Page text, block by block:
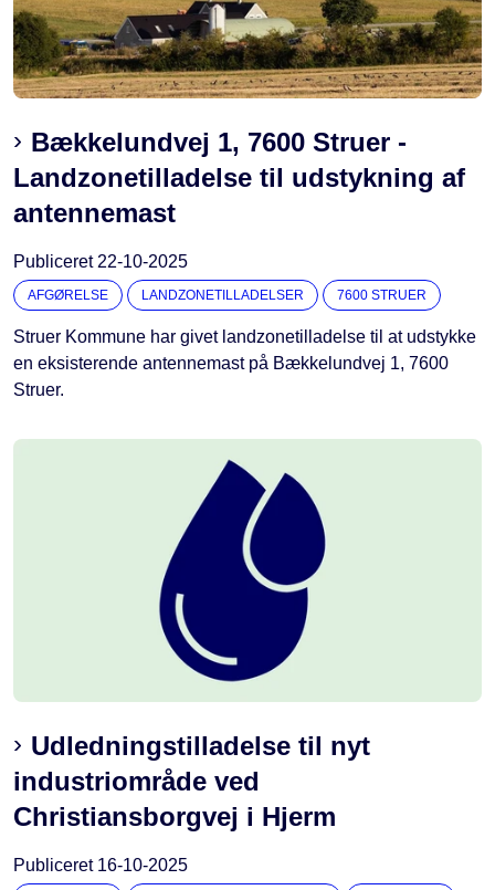
Bækkelundvej 1, 7600 Struer -
Landzonetilladelse til udstykning af
antennemast
Publiceret 22-10-2025
AFGØRELSE LANDZONETILLADELSER 7600 STRUER
Struer Kommune har givet landzonetilladelse til at udstykke
en eksisterende antennemast på Bækkelundvej 1, 7600
Struer.
Udledningstilladelse til nyt
industriområde ved
Christiansborgvej i Hjerm
Publiceret 16-10-2025